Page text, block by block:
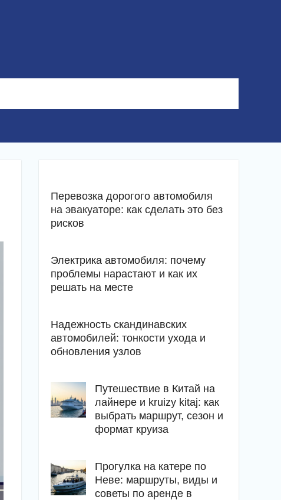
Перевозка дорогого автомобиля
на эвакуаторе: как сделать это без
рисков
Электрика автомобиля: почему
проблемы нарастают и как их
решать на месте
Надежность скандинавских
автомобилей: тонкости ухода и
обновления узлов
Путешествие в Китай на
лайнере и kruizy kitaj: как
выбрать маршрут, сезон и
формат круиза
Прогулка на катере по
Неве: маршруты, виды и
советы по аренде в